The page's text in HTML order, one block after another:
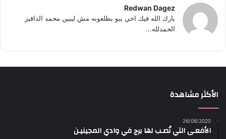
Redwan Dagez
بارك الله فيك اخي يبو يطلعونه مش ليبين محمد الداقيز
الحمدلله...
الأكثر مشاهدة
26/08/2020
الأفعـى التي نُصـب لها برج في وادي المجينيـن